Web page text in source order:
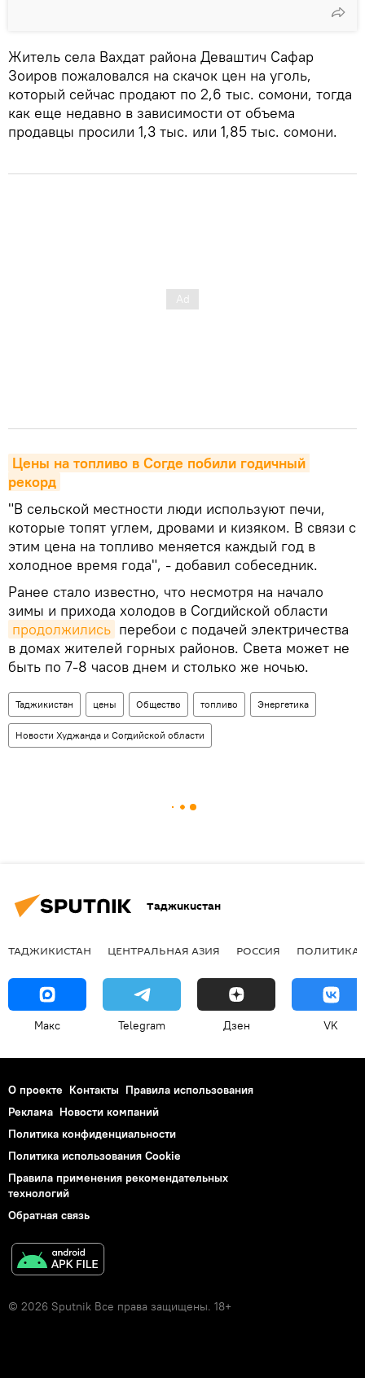
Житель села Вахдат района Деваштич Сафар
Зоиров пожаловался на скачок цен на уголь,
который сейчас продают по 2,6 тыс. сомони, тогда
как еще недавно в зависимости от объема
продавцы просили 1,3 тыс. или 1,85 тыс. сомони.
Цены на топливо в Согде побили годичный
рекорд
"В сельской местности люди используют печи,
которые топят углем, дровами и кизяком. В связи с
этим цена на топливо меняется каждый год в
холодное время года", - добавил собеседник.
Ранее стало известно, что несмотря на начало
зимы и прихода холодов в Согдийской области
продолжились перебои с подачей электричества
в домах жителей горных районов. Света может не
быть по 7-8 часов днем и столько же ночью.
Таджикистан цены Общество топливо Энергетика
Новости Худжанда и Согдийской области
Таджикистан
ТАДЖИКИСТАН ЦЕНТРАЛЬНАЯ АЗИЯ РОССИЯ ПОЛИТИКА
Макс Telegram Дзен VK
О проекте Контакты Правила использования
Реклама Новости компаний
Политика конфиденциальности
Политика использования Cookie
Правила применения рекомендательных
технологий
Обратная связь
© 2026 Sputnik Все права защищены. 18+